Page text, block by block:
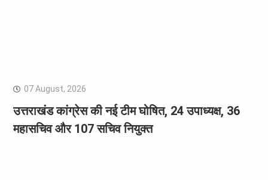
07 August, 2026
उत्तराखंड कांग्रेस की नई टीम घोषित, 24 उपाध्यक्ष, 36
महासचिव और 107 सचिव नियुक्त